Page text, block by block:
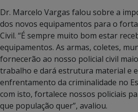
Dr. Marcelo Vargas falou sobre a
dos novos equipamentos para o
Civil. “É sempre muito bom estar
equipamentos. As armas, coletes,
fornecerão ao nosso policial civil
trabalho e dará estrutura material e
enfrentamento da criminalidade no
com isto, fortalece nossos policiais
que população quer”, avaliou.